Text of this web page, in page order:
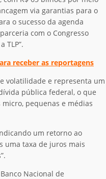
via garantias para o
o sucesso da agenda
com o Congresso
TLP”.
receber as reportagens
volatilidade e representa um
pública federal, o que
pequenas e médias
um retorno ao
uma taxa de juros mais
anco Nacional de